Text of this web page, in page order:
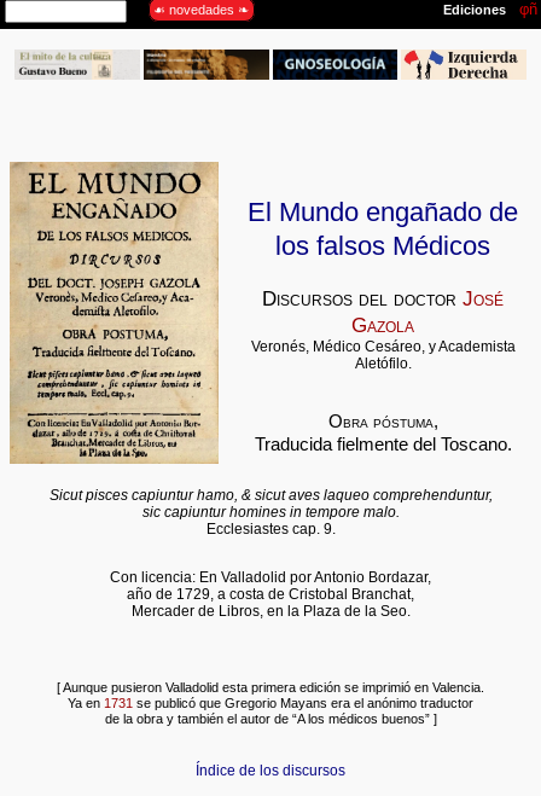
El Mundo engañado de
los falsos Médicos
Discursos del doctorJosé
Gazola
Veronés, Médico Cesáreo, y Academista
Aletófilo.
Obra póstuma,
Traducida fielmente del Toscano.
Sicut pisces capiuntur hamo, & sicut aves laqueo comprehenduntur,
sic capiuntur homines in tempore malo.
Ecclesiastes cap. 9.
Con licencia: En Valladolid por Antonio Bordazar,
año de 1729, a costa de Cristobal Branchat,
Mercader de Libros, en la Plaza de la Seo.
[ Aunque pusieron Valladolid esta primera edición se imprimió en Valencia.
Ya en 1731 se publicó que Gregorio Mayans era el anónimo traductor
de la obra y también el autor de “A los médicos buenos” ]
Índice de los discursos